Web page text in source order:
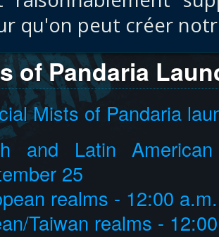
qu'on peut créer
of Pandaria
Mists of Pandaria
and Latin
25
realms - 12:00
Taiwan realms -